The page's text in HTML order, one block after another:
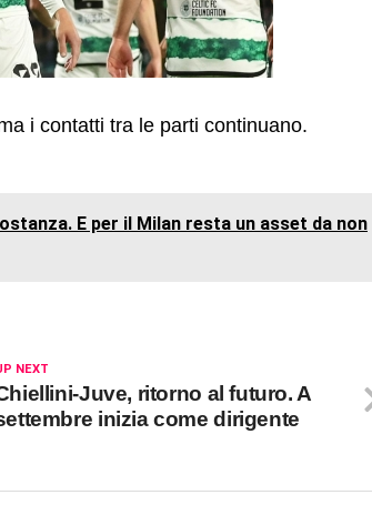
i contatti tra le parti continuano.
E per il Milan resta un asset da non
NEXT
Juve, ritorno al futuro. A
inizia come dirigente